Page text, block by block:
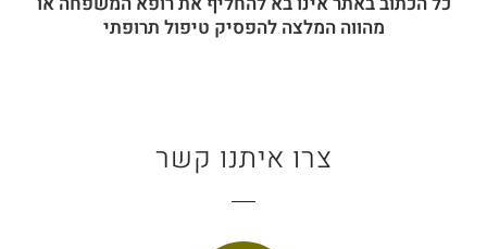
מהווה המלצה להפסיק טיפול תרופתי
צרו איתנו קשר